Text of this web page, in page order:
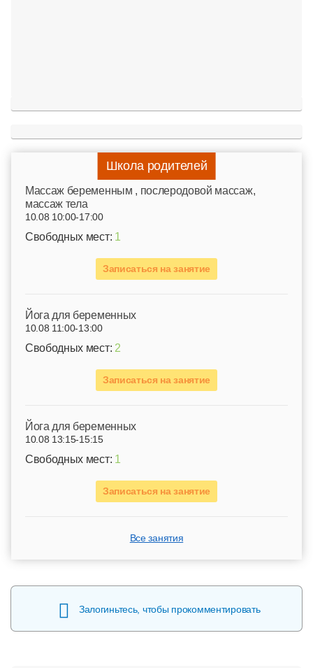
Школа родителей
Mассаж беременным , послеродовой массаж,
массаж тела
10.08 10:00-17:00
Свободных мест: 1
Записаться на занятие
Йога для беременных
10.08 11:00-13:00
Свободных мест: 2
Записаться на занятие
Йога для беременных
10.08 13:15-15:15
Свободных мест: 1
Записаться на занятие
Все занятия
Залогиньтесь, чтобы прокомментировать